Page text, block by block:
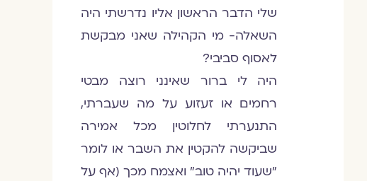
שלי הדבר הראשון אליו נדרשתי היה
השאלה- מי הקהילה שאני מבקשת
לאסוף סביבי?
היה לי ברור שאינני רוצה מבטי
רחמים או זעזוע על מה שעברתי,
התנערתי לחלוטין מכל אמירה
שביקשה להקטין את השבר או לומר
"שעוד יהיה טוב" ואצמח מכך (אף על